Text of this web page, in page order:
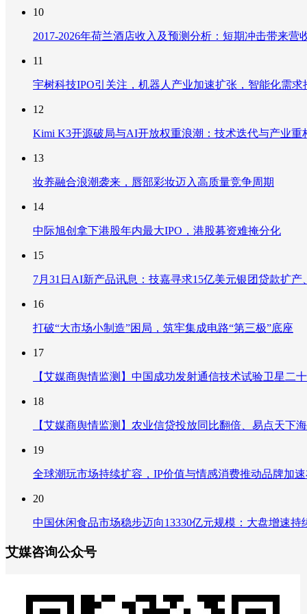
10
2017-2026年荷兰酒店收入及预测分析：短期冲击带来
11
宇树科技IPO引关注，机器人产业加速扩张，智能化需求
12
Kimi K3开源破局与AI开放权重浪潮：技术迭代与产业重
13
妆养融合浪潮袭来，唇部彩妆迈入高质量竞争周期
14
中际旭创拿下港股年内最大IPO，港股募资难掩分化
15
7月31日AI新产品讯息：技嘉寻求15亿美元银团贷款扩
16
打破“大市场小制造”困局，筑牢集成电路“第三极”底座
17
【艾媒商舆情监测】中国成功发射通信技术试验卫星
18
【艾媒商舆情监测】农业信贷投放同比翻倍、易点天下
19
全球潮玩市场持续扩容，IP价值与情感消费推动品牌加
20
中国休闲食品市场稳步迈向13330亿元规模：大盘增速
艾媒咨询公众号